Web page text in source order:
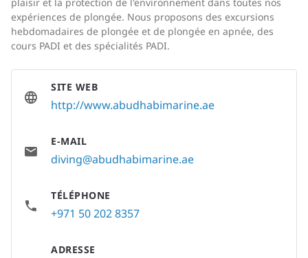
expériences de plongée. Nous proposons des excursions
hebdomadaires de plongée et de plongée en apnée, des
cours PADI et des spécialités PADI.
SITE WEB
http://www.abudhabimarine.ae
E-MAIL
diving@abudhabimarine.ae
TÉLÉPHONE
+971 50 202 8357
ADRESSE